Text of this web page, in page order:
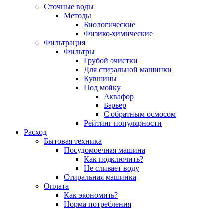
Сточные воды
Методы
Биологические
Физико-химические
Фильтрация
Фильтры
Грубой очистки
Для стиральной машинки
Кувшины
Под мойку
Аквафор
Барьер
С обратным осмосом
Рейтинг популярности
Расход
Бытовая техника
Посудомоечная машина
Как подключить?
Не сливает воду
Стиральная машинка
Оплата
Как экономить?
Норма потребления